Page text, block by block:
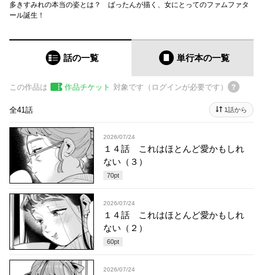
多きすみれの本当の姿とは？ ばったんが描く、女にとってのファムファタ
ール誕生！
話の一覧 単行本の一覧
この作品は 作品チケット 対象です（ログインが必要です）
全41話 1話から
2026/07/24
１４話 これはほとんど愛かもしれ
ない（３）
70pt
2026/07/24
１４話 これはほとんど愛かもしれ
ない（２）
60pt
2026/07/24